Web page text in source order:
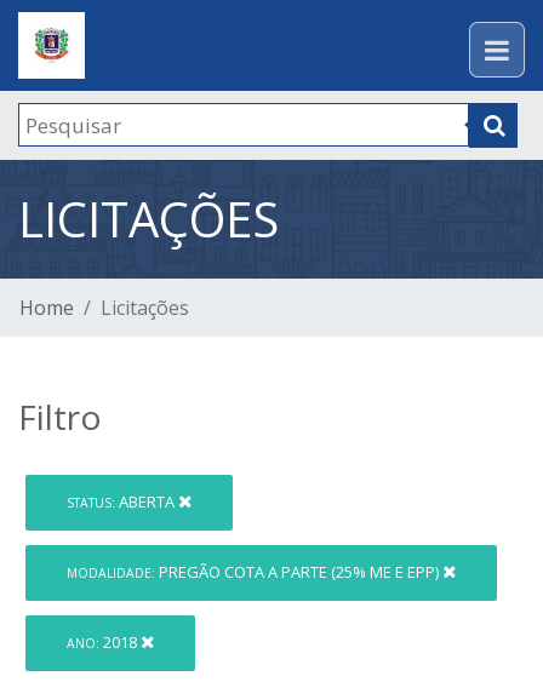
LICITAÇÕES
Home Licitações
Filtro
STATUS: ABERTA
MODALIDADE: PREGÃO COTA A PARTE (25% ME E EPP)
ANO: 2018